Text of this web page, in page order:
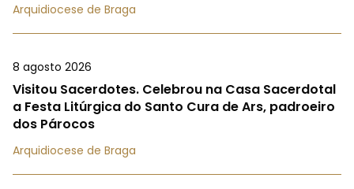
Arquidiocese de Braga
8 agosto 2026
Visitou Sacerdotes. Celebrou na Casa Sacerdotal
a Festa Litúrgica do Santo Cura de Ars, padroeiro
dos Párocos
Arquidiocese de Braga